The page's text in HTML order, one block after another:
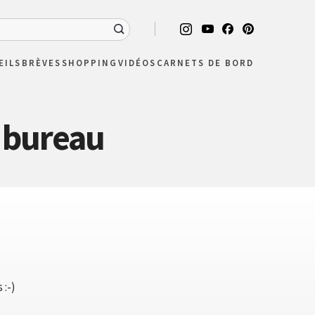
BRÈVESSHOPPING VIDÉOS CARNETS DE BORD
:-)